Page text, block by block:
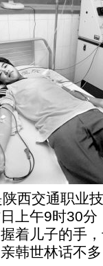
交通职业技
上午9时30
着儿子的手
韩世林话不